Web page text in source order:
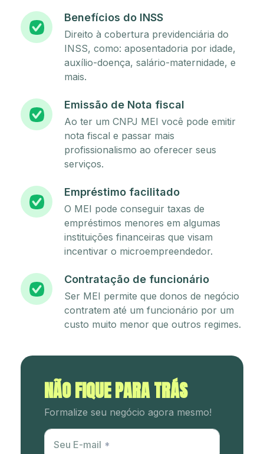
Benefícios do INSS
Direito à cobertura previdenciária do
INSS, como: aposentadoria por idade,
auxílio-doença, salário-maternidade, e
mais.
Emissão de Nota fiscal
Ao ter um CNPJ MEI você pode emitir
nota fiscal e passar mais
profissionalismo ao oferecer seus
serviços.
Empréstimo facilitado
O MEI pode conseguir taxas de
empréstimos menores em algumas
instituições financeiras que visam
incentivar o microempreendedor.
Contratação de funcionário
Ser MEI permite que donos de negócio
contratem até um funcionário por um
custo muito menor que outros regimes.
NÃO FIQUE PARA TRÁS
Formalize seu negócio agora mesmo!
Utm Content
Seu E-mail